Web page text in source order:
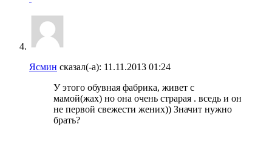
Ясмин сказал(-а): 11.11.2013 01:24
У этого обувная фабрика, живет с
мамой(жах) но она очень страрая . вседь и он
не первой свежести жених)) Значит нужно
брать?